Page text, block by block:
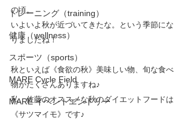
トレーニング（training）
健康（wellness）
スポーツ（sports）
MARE Cycle Field
MARE イベントエントリー
の頃。
いよいよ秋が近づいてきたな。という季節にな
りましたね！
秋といえば《食欲の秋》美味しい物、旬な食べ
物がたくさんありますね♪
私、佐藤のオススメな秋のダイエットフードは
《サツマイモ》です♪